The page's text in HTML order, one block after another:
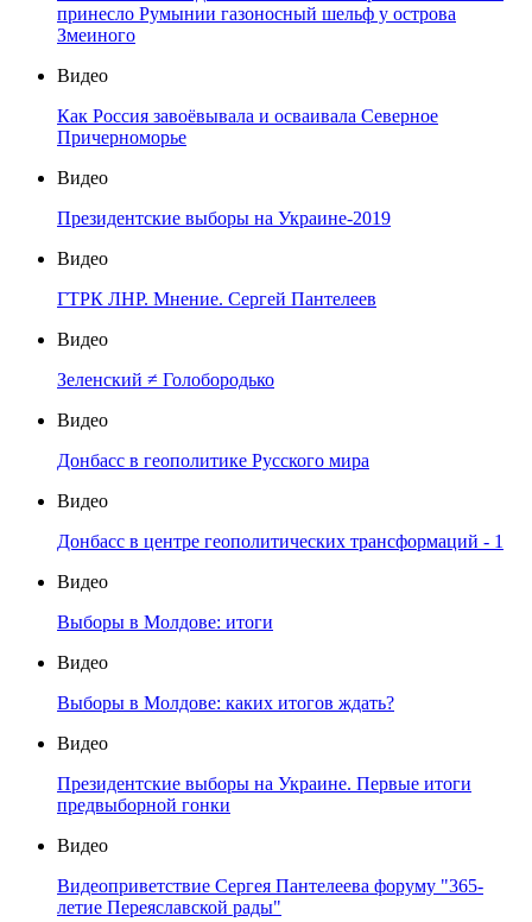
принесло Румынии газоносный шельф у острова
Змеиного
Видео
Как Россия завоёвывала и осваивала Северное
Причерноморье
Видео
Президентские выборы на Украине-2019
Видео
ГТРК ЛНР. Мнение. Сергей Пантелеев
Видео
Зеленский ≠ Голобородько
Видео
Донбасс в геополитике Русского мира
Видео
Донбасс в центре геополитических трансформаций - 1
Видео
Выборы в Молдове: итоги
Видео
Выборы в Молдове: каких итогов ждать?
Видео
Президентские выборы на Украине. Первые итоги
предвыборной гонки
Видео
Видеоприветствие Сергея Пантелеева форуму "365-
летие Переяславской рады"